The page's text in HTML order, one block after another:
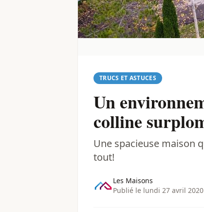
TRUCS ET ASTUCES
Un
colline
Une spacieuse maison
tout!
Les Maisons
Publié le lundi 27 avril